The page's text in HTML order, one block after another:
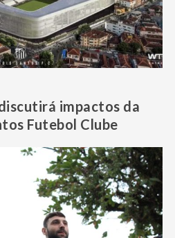
impactos da
Futebol Clube